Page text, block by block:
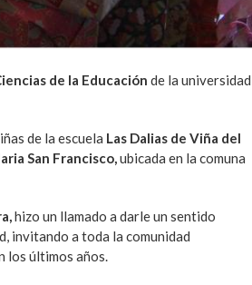
de la Educación de la universidad
de la escuela Las Dalias de Viña del
San Francisco,ubicada en la comuna
hizo un llamado a darle un sentido
invitando a toda la comunidad
los últimos años.